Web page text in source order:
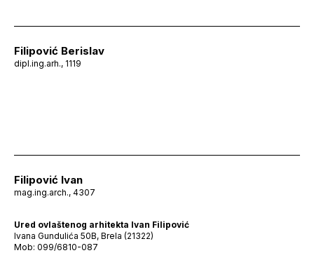
Filipović Berislav
dipl.ing.arh., 1119
Filipović Ivan
mag.ing.arch., 4307
Ured ovlaštenog arhitekta Ivan Filipović
Ivana Gundulića 50B, Brela (21322)
Mob: 099/6810-087